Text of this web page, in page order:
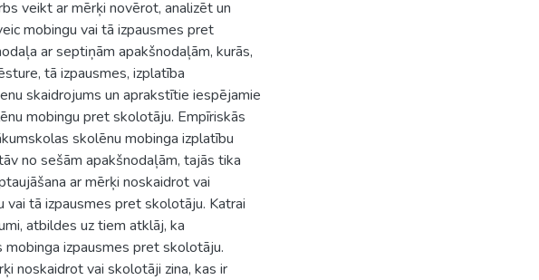
veikt ar mērķi novērot, analizēt un
mobingu vai tā izpausmes pret
ar septiņām apakšnodaļām, kurās,
tā izpausmes, izplatība
skaidrojums un aprakstītie iespējamie
mobingu pret skolotāju. Empīriskās
skolēnu mobinga izplatību
no sešām apakšnodaļām, tajās tika
ar mērķi noskaidrot vai
tā izpausmes pret skolotāju. Katrai
atbildes uz tiem atklāj, ka
izpausmes pret skolotāju.
noskaidrot vai skolotāji zina, kas ir